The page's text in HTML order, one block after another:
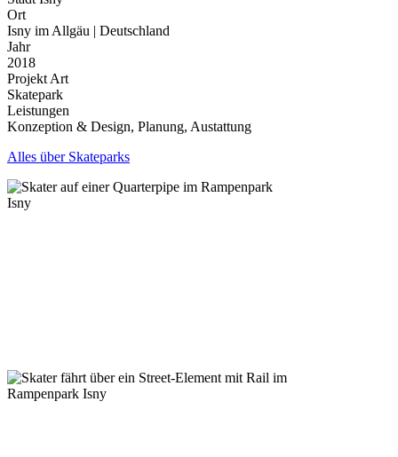
Ort
Isny im Allgäu | Deutschland
Jahr
2018
Projekt Art
Skatepark
Leistungen
Konzeption & Design, Planung, Austattung
Alles über Skateparks